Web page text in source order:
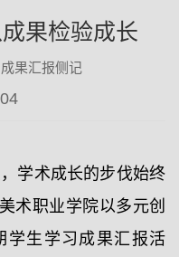
果检验成长
果汇报侧记
学术成长的步伐始终
术职业学院以多元创
学生学习成果汇报活